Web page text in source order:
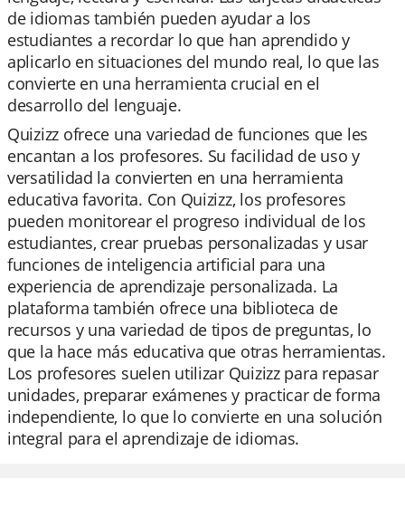
de idiomas también pueden ayudar a los
estudiantes a recordar lo que han aprendido y
aplicarlo en situaciones del mundo real, lo que las
convierte en una herramienta crucial en el
desarrollo del lenguaje.
Quizizz ofrece una variedad de funciones que les
encantan a los profesores. Su facilidad de uso y
versatilidad la convierten en una herramienta
educativa favorita. Con Quizizz, los profesores
pueden monitorear el progreso individual de los
estudiantes, crear pruebas personalizadas y usar
funciones de inteligencia artificial para una
experiencia de aprendizaje personalizada. La
plataforma también ofrece una biblioteca de
recursos y una variedad de tipos de preguntas, lo
que la hace más educativa que otras herramientas.
Los profesores suelen utilizar Quizizz para repasar
unidades, preparar exámenes y practicar de forma
independiente, lo que lo convierte en una solución
integral para el aprendizaje de idiomas.